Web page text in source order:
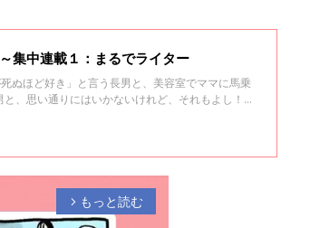
集中連載１：まるでライター
ぬほど好き」と言う長男と、美容室でママに馬乗
、思い通りにはいかないけれど、それもよし！
arrow_forward_ios もっと読む